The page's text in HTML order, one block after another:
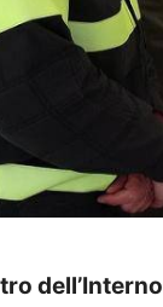
dell’Interno